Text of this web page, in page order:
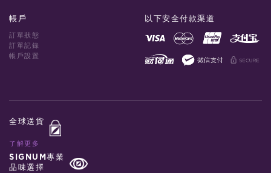
帳戶
訂單狀態
訂單記錄
帳戶設置
以下安全付款渠道
全球送貨
了解更多
SIGNUM專業
品味選擇